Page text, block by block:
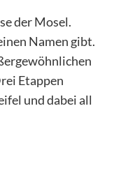
der Mosel.
Namen gibt.
Etappen
und dabei all